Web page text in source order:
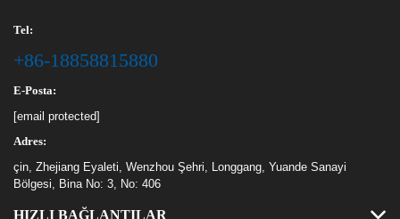
Tel:
+86-18858815880
E-Posta:
[email protected]
Adres:
çin, Zhejiang Eyaleti, Wenzhou Şehri, Longgang, Yuande Sanayi
Bölgesi, Bina No: 3, No: 406
HIZLI BAĞLANTILAR